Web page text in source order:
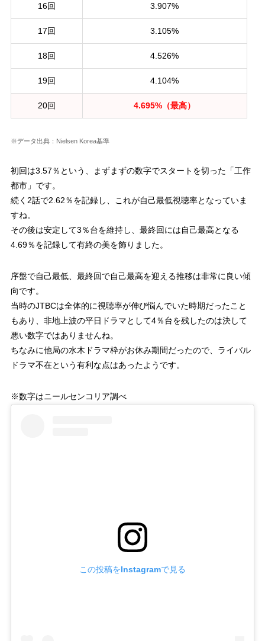
16回 3.907%
17回 3.105%
18回 4.526%
19回 4.104%
20回 4.695%（最高）
※データ出典：Nielsen Korea基準
初回は3.57％という、まずまずの数字でスタートを切った「工作
都市」です。
続く2話で2.62％を記録し、これが自己最低視聴率となっていま
すね。
その後は安定して3％台を維持し、最終回には自己最高となる
4.69％を記録して有終の美を飾りました。
序盤で自己最低、最終回で自己最高を迎える推移は非常に良い傾
向です。
当時のJTBCは全体的に視聴率が伸び悩んでいた時期だったこと
もあり、非地上波の平日ドラマとして4％台を残したのは決して
悪い数字ではありませんね。
ちなみに他局の水木ドラマ枠がお休み期間だったので、ライバル
ドラマ不在という有利な点はあったようです。
※数字はニールセンコリア調べ
この投稿をInstagramで見る